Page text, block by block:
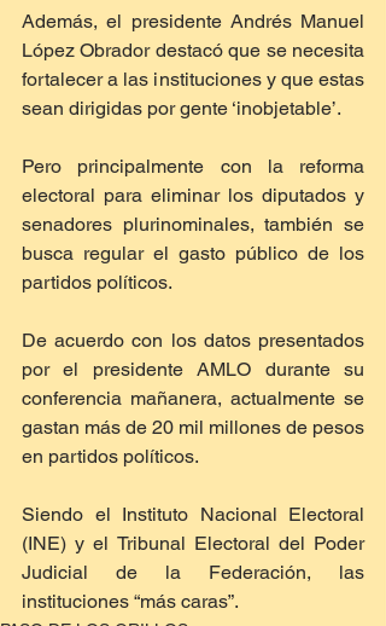
Además, el presidente Andrés Manuel
López Obrador destacó que se necesita
fortalecer a las instituciones y que estas
sean dirigidas por gente ‘inobjetable’.
Pero principalmente con la reforma
electoral para eliminar los diputados y
senadores plurinominales, también se
busca regular el gasto público de los
partidos políticos.
De acuerdo con los datos presentados
por el presidente AMLO durante su
conferencia mañanera, actualmente se
gastan más de 20 mil millones de pesos
en partidos políticos.
Siendo el Instituto Nacional Electoral
(INE) y el Tribunal Electoral del Poder
Judicial de la Federación, las
instituciones “más caras”.